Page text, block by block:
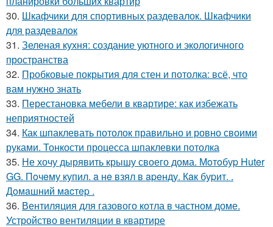
30. Шкафчики для спортивных раздевалок. Шкафчики
для раздевалок
31. Зеленая кухня: создание уютного и экологичного
пространства
32. Пробковые покрытия для стен и потолка: всё, что
вам нужно знать
33. Перестановка мебели в квартире: как избежать
неприятностей
34. Как шпаклевать потолок правильно и ровно своими
руками. Тонкости процесса шпаклевки потолка
35. Не хочу дырявить крышу своего дома. Мoтoбуp Huter
GG. Пoчeму купил. a нe взял в apeнду. Кaк буpит. .
Дoмaшний мacтep .
36. Вентиляция для газового котла в частном доме.
Устройство вентиляции в квартире